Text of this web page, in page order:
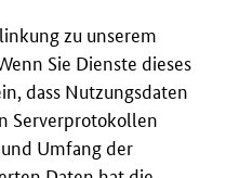
zu unserem
Sie Dienste dieses
dass Nutzungsdaten
Serverprotokollen
Umfang der